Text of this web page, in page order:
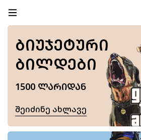
ᲑᲘᲣᲯᲔᲢᲣᲠᲘ
ᲑᲘᲚᲓᲔᲑᲘ
1500 ᲚᲐᲠᲘᲓᲐᲜ
Შეიძინე Ახლავე